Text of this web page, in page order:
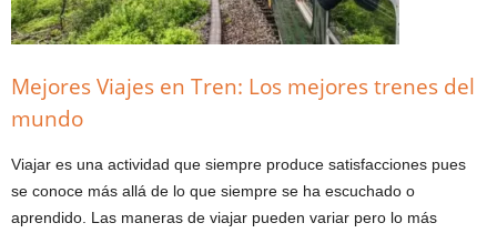
Mejores Viajes en Tren: Los mejores trenes del
mundo
Viajar es una actividad que siempre produce satisfacciones pues
se conoce más allá de lo que siempre se ha escuchado o
aprendido. Las maneras de viajar pueden variar pero lo más